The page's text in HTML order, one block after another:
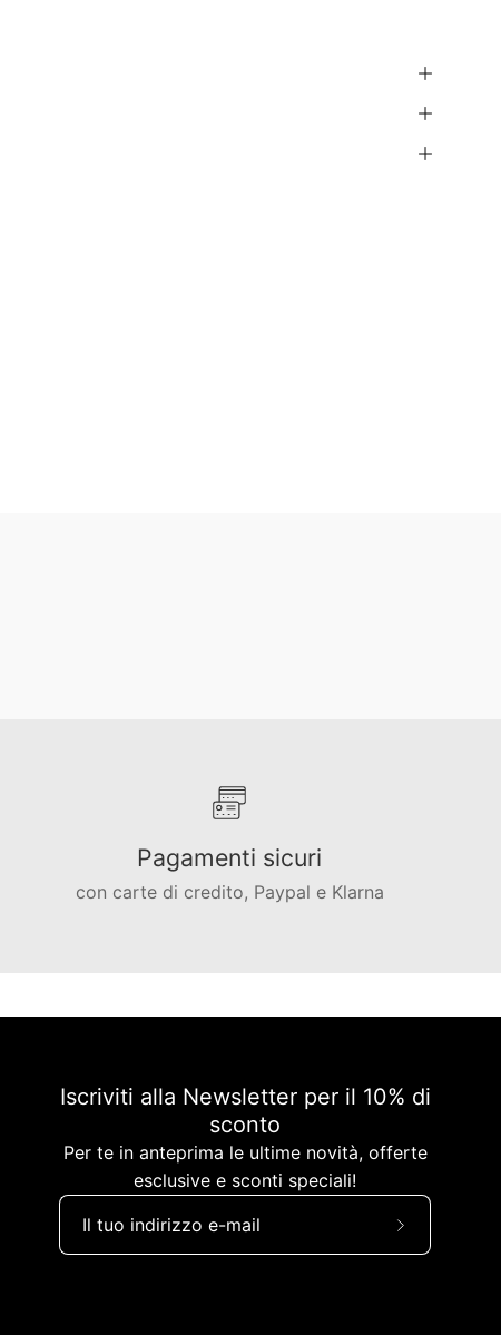
Pagamenti sicuri
con carte di credito, Paypal e Klarna
Iscriviti alla Newsletter per il 10% di
sconto
Per te in anteprima le ultime novità, offerte
esclusive e sconti speciali!
Iscriviti